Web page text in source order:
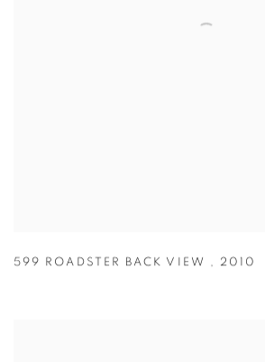
599 ROADSTER BACK VIEW , 2010